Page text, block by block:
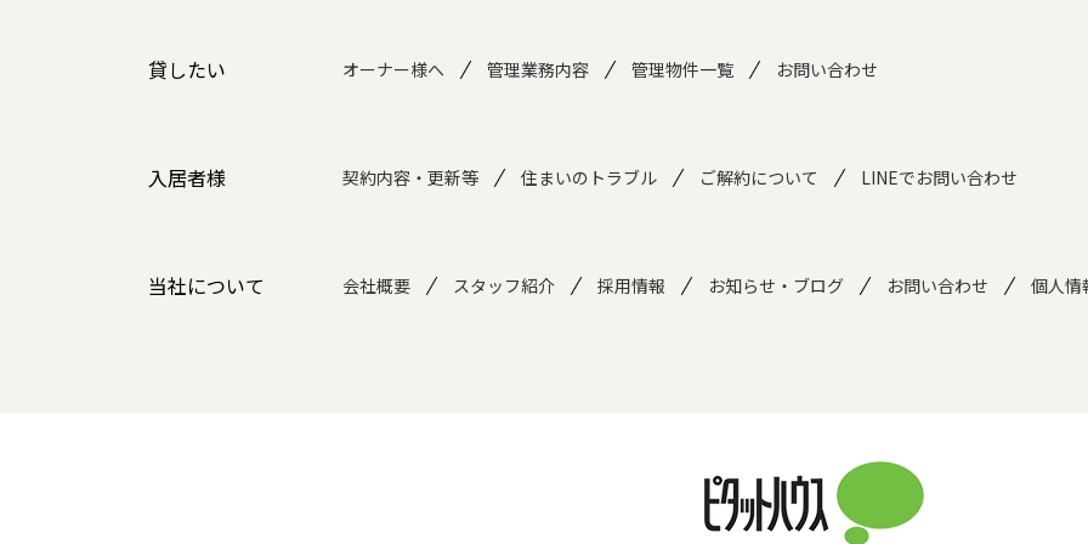
貸したい オーナー様へ 管理業務内容 管理物件一覧 お問い合わせ
入居者様 契約内容・更新等 住まいのトラブル ご解約について LINEでお問い合わせ
当社について 会社概要 スタッフ紹介 採用情報 お知らせ・ブログ お問い合わせ 個人情